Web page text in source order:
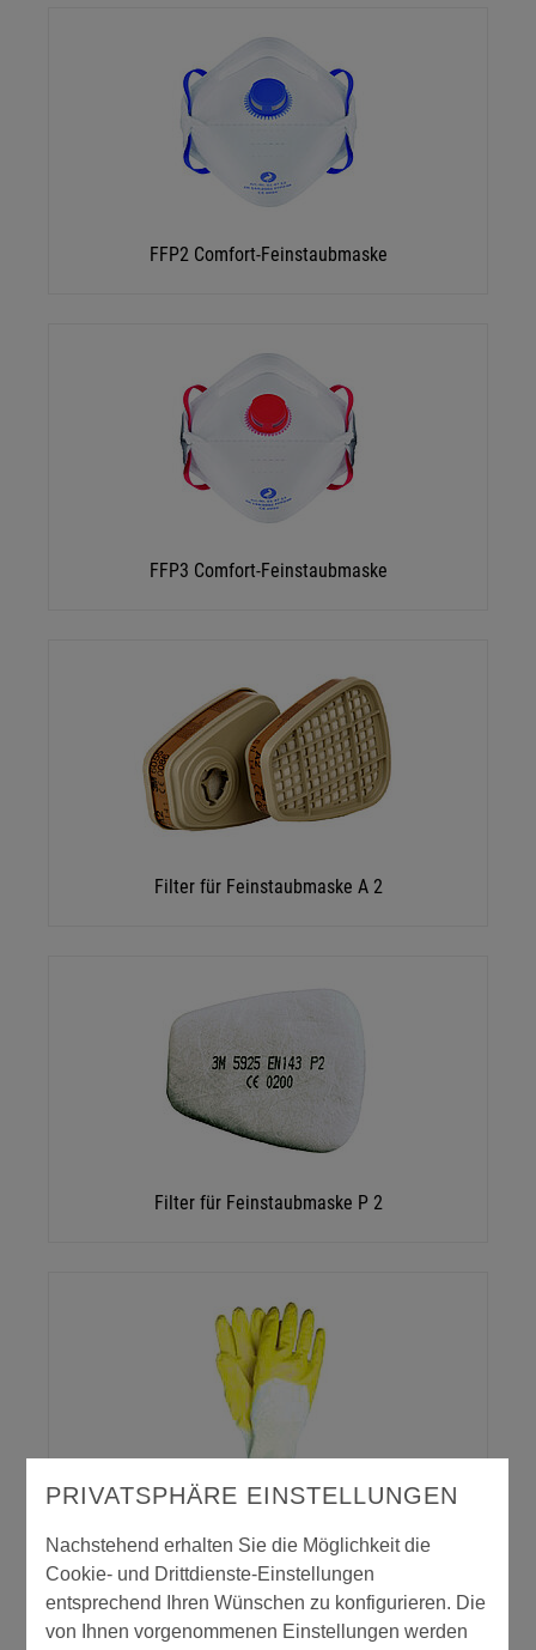
FFP2 Comfort-Feinstaubmaske
FFP3 Comfort-Feinstaubmaske
Filter für Feinstaubmaske A 2
Filter für Feinstaubmaske P 2
PRIVATSPHÄRE EINSTELLUNGEN
Nachstehend erhalten Sie die Möglichkeit die
Cookie- und Drittdienste-Einstellungen
entsprechend Ihren Wünschen zu konfigurieren. Die
von Ihnen vorgenommenen Einstellungen werden